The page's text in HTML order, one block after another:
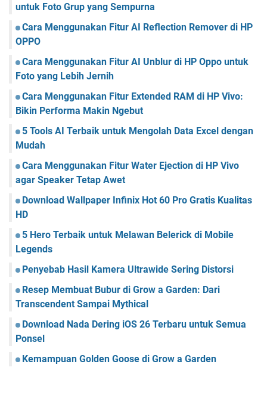
untuk Foto Grup yang Sempurna
Cara Menggunakan Fitur AI Reflection Remover di HP
OPPO
Cara Menggunakan Fitur AI Unblur di HP Oppo untuk
Foto yang Lebih Jernih
Cara Menggunakan Fitur Extended RAM di HP Vivo:
Bikin Performa Makin Ngebut
5 Tools AI Terbaik untuk Mengolah Data Excel dengan
Mudah
Cara Menggunakan Fitur Water Ejection di HP Vivo
agar Speaker Tetap Awet
Download Wallpaper Infinix Hot 60 Pro Gratis Kualitas
HD
5 Hero Terbaik untuk Melawan Belerick di Mobile
Legends
Penyebab Hasil Kamera Ultrawide Sering Distorsi
Resep Membuat Bubur di Grow a Garden: Dari
Transcendent Sampai Mythical
Download Nada Dering iOS 26 Terbaru untuk Semua
Ponsel
Kemampuan Golden Goose di Grow a Garden